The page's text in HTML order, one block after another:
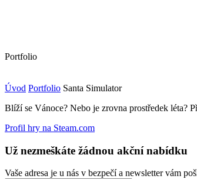
Portfolio
Úvod Portfolio Santa Simulator
Blíží se Vánoce? Nebo je zrovna prostředek léta?
Profil hry na Steam.com
Už nezmeškáte žádnou akční nabídku
Vaše adresa je u nás v bezpečí a newsletter vám